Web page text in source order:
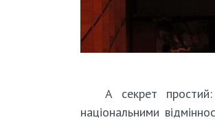
А секрет
національними